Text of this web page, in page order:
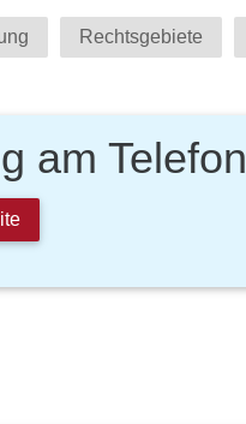
Rechtsgebiete
am Telefon